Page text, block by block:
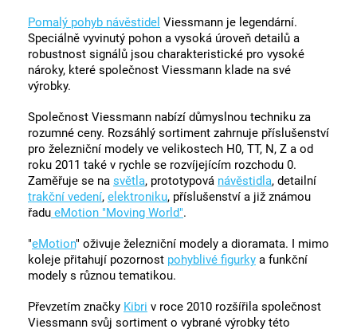
Pomalý pohyb návěstidel Viessmann je legendární.
Speciálně vyvinutý pohon a vysoká úroveň detailů a
robustnost signálů jsou charakteristické pro vysoké
nároky, které společnost Viessmann klade na své
výrobky.
Společnost Viessmann nabízí důmyslnou techniku za
rozumné ceny. Rozsáhlý sortiment zahrnuje příslušenství
pro železniční modely ve velikostech H0, TT, N, Z a od
roku 2011 také v rychle se rozvíjejícím rozchodu 0.
Zaměřuje se na světla, prototypová návěstidla, detailní
trakční vedení, elektroniku, příslušenství a již známou
řadu eMotion "Moving World".
"eMotion" oživuje železniční modely a dioramata. I mimo
koleje přitahují pozornost pohyblivé figurky a funkční
modely s různou tematikou.
Převzetím značky Kibri v roce 2010 rozšířila společnost
Viessmann svůj sortiment o vybrané výrobky této